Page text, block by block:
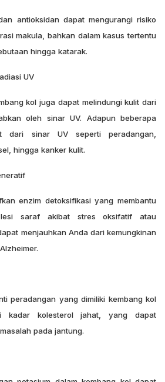
antioksidan dapat mengurangi risiko
makula, bahkan dalam kasus tertentu
hingga katarak.
UV
kol juga dapat melindungi kulit dari
oleh sinar UV. Adapun beberapa
dari sinar UV seperti peradangan,
hingga kanker kulit.
enzim detoksifikasi yang membantu
lesi saraf akibat stres oksifatif atau
menjauhkan Anda dari kemungkinan
peradangan yang dimiliki kembang kol
kadar kolesterol jahat, yang dapat
pada jantung.